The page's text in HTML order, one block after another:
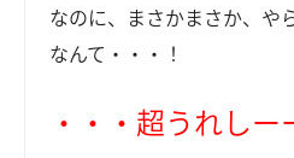
なのに、まさかまさか、や
なんて・・・！
・・・超うれし